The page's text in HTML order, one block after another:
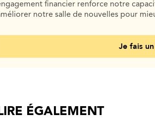
financier renforce notre
notre salle de nouvelles pour
Je fais
ÉGALEMENT